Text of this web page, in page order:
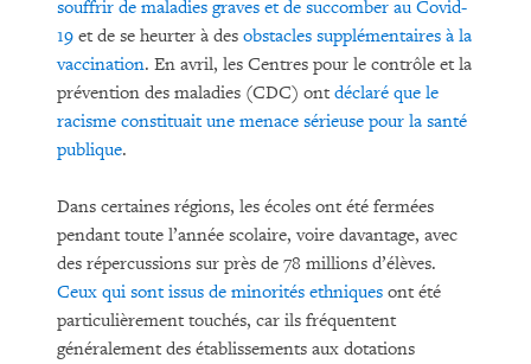
souffrir de maladies graves et de succomber au Covid-
19 et de se heurter à des obstacles supplémentaires à la
vaccination. En avril, les Centres pour le contrôle et la
prévention des maladies (CDC) ont déclaré que le
racisme constituait une menace sérieuse pour la santé
publique.
Dans certaines régions, les écoles ont été fermées
pendant toute l’année scolaire, voire davantage, avec
des répercussions sur près de 78 millions d’élèves.
Ceux qui sont issus de minorités ethniques ont été
particulièrement touchés, car ils fréquentent
généralement des établissements aux dotations